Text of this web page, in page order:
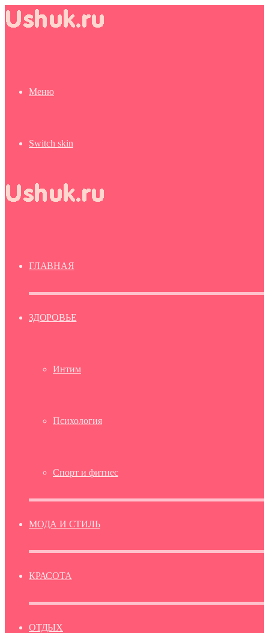
Меню
Switch skin
ГЛАВНАЯ
ЗДОРОВЬЕ
Интим
Психология
Спорт и фитнес
МОДА И СТИЛЬ
КРАСОТА
ОТДЫХ